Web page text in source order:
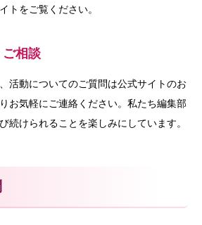
トをご覧ください。
相談
活動についてのご質問は公式サイトのお
お気軽にご連絡ください。私たち編集部
続けられることを楽しみにしています。